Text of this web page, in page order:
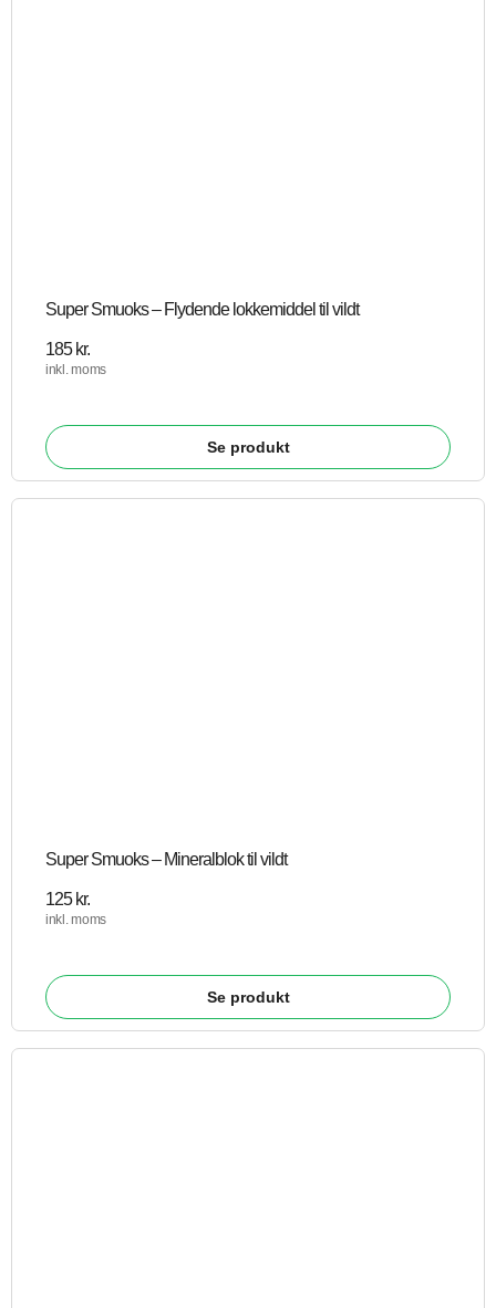
Super Smuoks – Flydende lokkemiddel til vildt
185 kr.
inkl. moms
Se produkt
Super Smuoks – Mineralblok til vildt
125 kr.
inkl. moms
Se produkt